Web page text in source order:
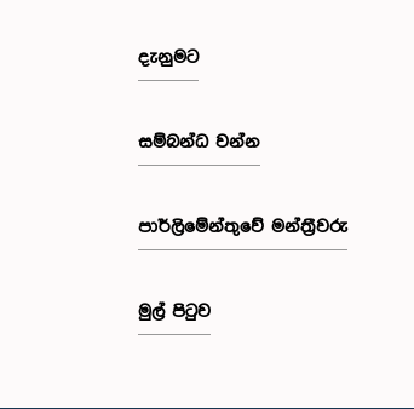
දැනුමට
සම්බන්ධ වන්න
පාර්ලි‌මේන්තුවේ මන්ත්‍රීවරු
මුල් පිටුව